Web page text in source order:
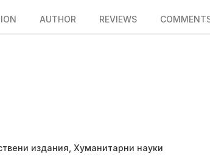
AUTHOR REVIEWS
издания Хуманитарни науки